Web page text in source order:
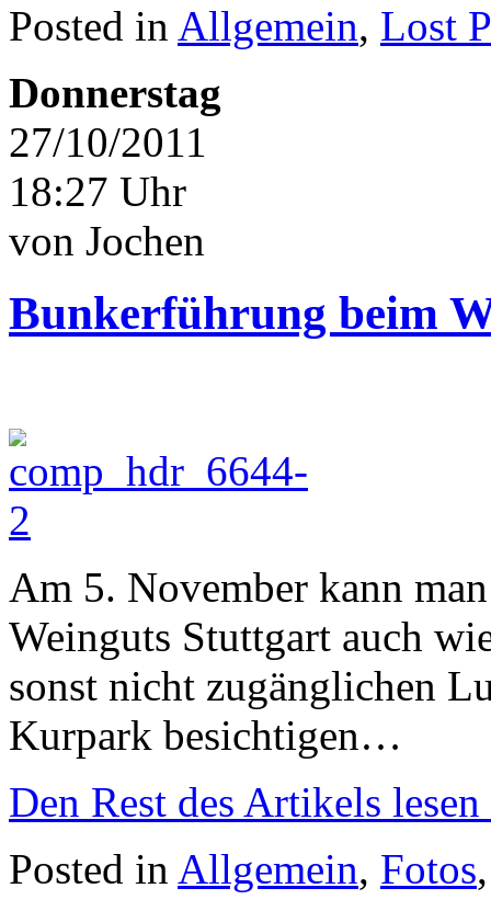
Posted in Allgemein, Lost
Donnerstag
27/10/2011
18:27 Uhr
von Jochen
Bunkerführung beim
Am 5. November kann
Weinguts Stuttgart auch
sonst nicht zugänglichen
Kurpark besichtigen…
Den Rest des Artikels lesen
Posted in Allgemein, Fotos